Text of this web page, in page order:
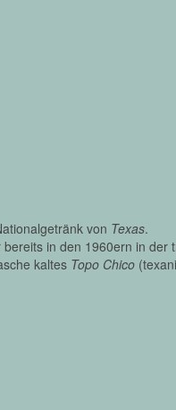
von Texas.
in den 1960ern in der
kaltes Topo Chico